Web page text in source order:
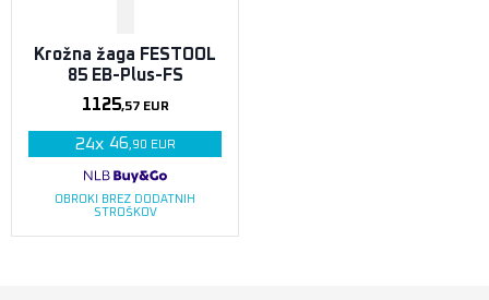
Krožna žaga FESTOOL
85 EB-Plus-FS
1125,57EUR
24x 46,90 EUR
OBROKI BREZ DODATNIH
STROŠKOV